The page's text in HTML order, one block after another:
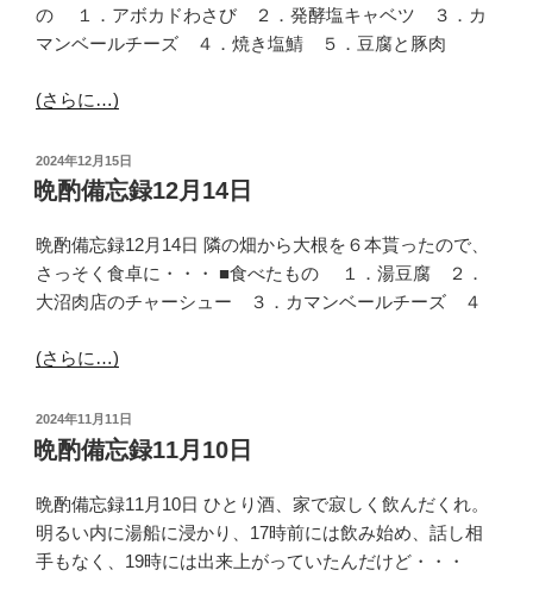
の １．アボカドわさび ２．発酵塩キャベツ ３．カ
マンベールチーズ ４．焼き塩鯖 ５．豆腐と豚肉
(さらに…)
投
稿
日:
2024年12月15日
晩酌備忘録12月14日
晩酌備忘録12月14日 隣の畑から大根を６本貰ったので、
さっそく食卓に・・・ ■食べたもの １．湯豆腐 ２．
大沼肉店のチャーシュー ３．カマンベールチーズ ４
(さらに…)
投
稿
日:
2024年11月11日
晩酌備忘録11月10日
晩酌備忘録11月10日 ひとり酒、家で寂しく飲んだくれ。
明るい内に湯船に浸かり、17時前には飲み始め、話し相
手もなく、19時には出来上がっていたんだけど・・・